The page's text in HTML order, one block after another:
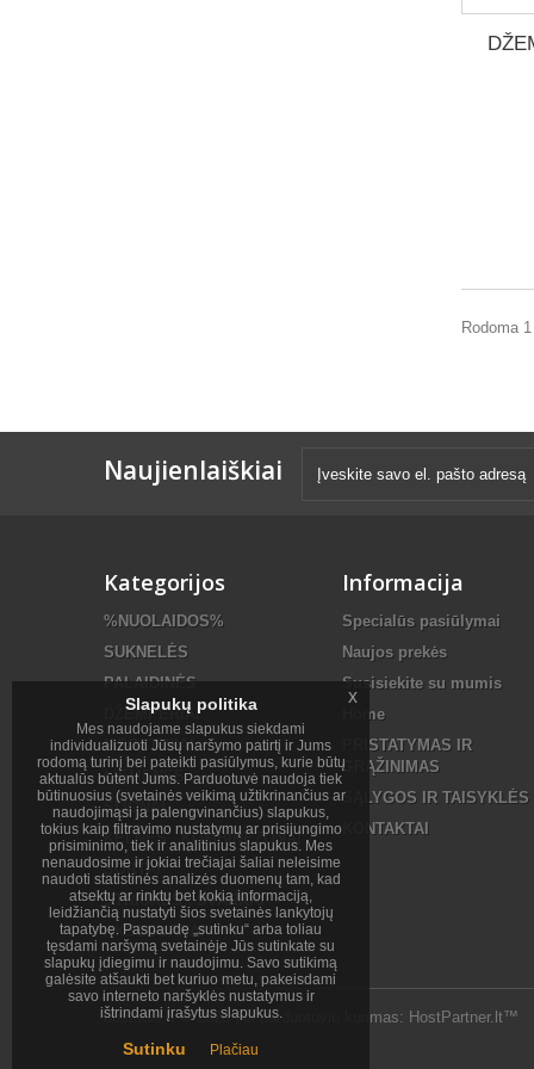
Rodoma
Naujienlaiškiai
Kategorijos
%NUOLAIDOS%
SUKNELĖS
PALAIDINĖS
DŽEMPERIAI
MEGZTINIAI
LIEMENĖS
SIJONAI
KELNĖS , KOMBINEZONAI
ŠORTAI
STRIUKĖS , ŠVARKAI
AKSESUARAI
Informacija
Specialūs pasiūlymai
Naujos prekės
Susisiekite su mumis
Home
PRISTATYMAS IR
GRĄŽINIMAS
SĄLYGOS IR TAISYKLĖS
KONTAKTAI
bbstudio.lt ©2026|el parduotuviu kurimas: HostPartner.lt™
Slapukų politika
Mes naudojame slapukus siekdami
individualizuoti Jūsų naršymo patirtį ir Jums
rodomą turinį bei pateikti pasiūlymus, kurie būtų
aktualūs būtent Jums. Parduotuvė naudoja tiek
būtinuosius (svetainės veikimą užtikrinančius ar
naudojimąsi ja palengvinančius) slapukus,
tokius kaip filtravimo nustatymų ar prisijungimo
prisiminimo, tiek ir analitinius slapukus. Mes
nenaudosime ir jokiai trečiajai šaliai neleisime
naudoti statistinės analizės duomenų tam, kad
atsektų ar rinktų bet kokią informaciją,
leidžiančią nustatyti šios svetainės lankytojų
tapatybę. Paspaudę „sutinku“ arba toliau
tęsdami naršymą svetainėje Jūs sutinkate su
slapukų įdiegimu ir naudojimu. Savo sutikimą
galėsite atšaukti bet kuriuo metu, pakeisdami
savo interneto naršyklės nustatymus ir
ištrindami įrašytus slapukus.
Sutinku Plačiau
x